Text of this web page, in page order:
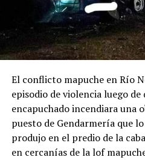
El conflicto mapuche en Río
episodio de violencia luego
encapuchado incendiara una
puesto de Gendarmería que
produjo en el predio de la
en cercanías de la lof